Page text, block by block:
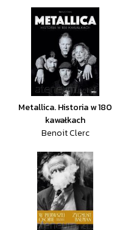
Metallica. Historia w 180
kawałkach
Benoit Clerc